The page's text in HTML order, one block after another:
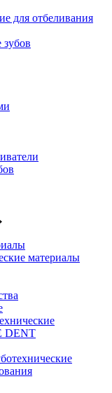
для отбеливания
материалы
DENT